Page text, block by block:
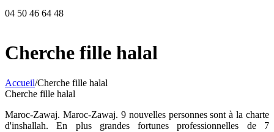
04 50 46 64 48
Cherche fille halal
Accueil/Cherche fille halal
Cherche fille halal
Maroc-Zawaj. Maroc-Zawaj. 9 nouvelles personnes sont à la charte
d'inshallah. En plus grandes fortunes professionnelles de 7